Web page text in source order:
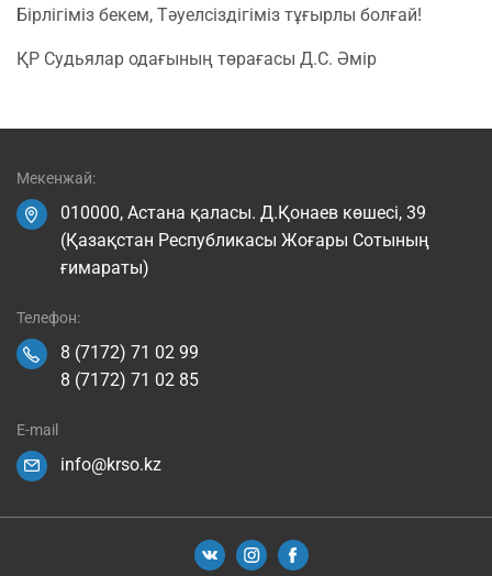
Бірлігіміз бекем, Тәуелсіздігіміз тұғырлы болғай!
ҚР Судьялар одағының төрағасы Д.С. Әмір
Мекенжай:
010000, Астана қаласы. Д.Қонаев көшесі, 39
(Қазақстан Республикасы Жоғары Сотының
ғимараты)
Телефон:
8 (7172) 71 02 99
8 (7172) 71 02 85
E-mail
info@krso.kz